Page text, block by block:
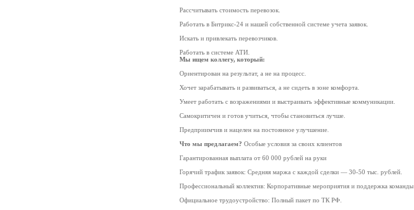
Рассчитывать стоимость перевозок.
Работать в Битрикс-24 и нашей собственной системе учета заявок.
Искать и привлекать перевозчиков.
Работать в системе АТИ.
Мы ищем коллегу, который:
Ориентирован на результат, а не на процесс.
Хочет зарабатывать и развиваться, а не сидеть в зоне комфорта.
Умеет работать с возражениями и выстраивать эффективные коммуникации.
Самокритичен и готов учиться, чтобы становиться лучше.
Предприимчив и нацелен на постоянное улучшение.
Что мы предлагаем? Особые условия за своих клиентов
Гарантированная выплата от 60 000 рублей на руки
Горячий трафик заявок: Средняя маржа с каждой сделки — 30-50 тыс. рублей.
Профессиональный коллектив: Корпоративные мероприятия и поддержка команды
Официальное трудоустройство: Полный пакет по ТК РФ.